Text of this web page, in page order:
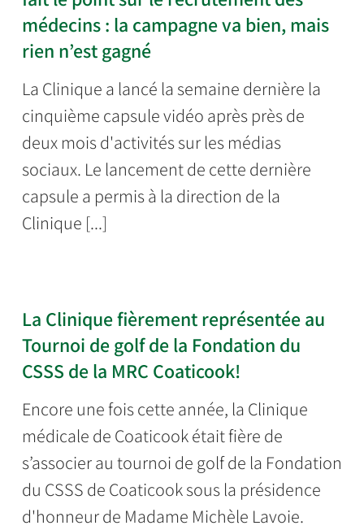
médecins : la campagne va bien, mais
rien n’est gagné
La Clinique a lancé la semaine dernière la
cinquième capsule vidéo après près de
deux mois d'activités sur les médias
sociaux. Le lancement de cette dernière
capsule a permis à la direction de la
Clinique [...]
La Clinique fièrement représentée au
Tournoi de golf de la Fondation du
CSSS de la MRC Coaticook!
Encore une fois cette année, la Clinique
médicale de Coaticook était fière de
s’associer au tournoi de golf de la Fondation
du CSSS de Coaticook sous la présidence
d'honneur de Madame Michèle Lavoie.